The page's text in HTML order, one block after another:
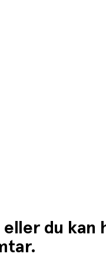
du kan